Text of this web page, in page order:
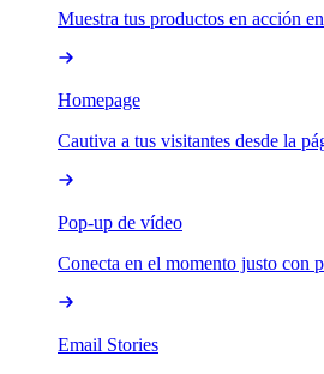
Muestra tus productos en acción
Homepage
Cautiva a tus visitantes desde la
Pop-up de vídeo
Conecta en el momento justo con
Email Stories